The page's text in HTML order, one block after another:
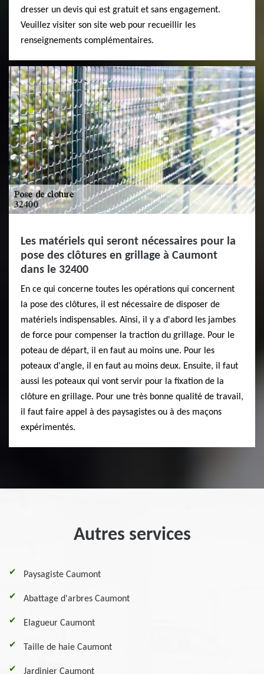
dresser un devis qui est gratuit et sans engagement.
Veuillez visiter son site web pour recueillir les
renseignements complémentaires.
Les matériels qui seront nécessaires pour la
pose des clôtures en grillage à Caumont
dans le 32400
En ce qui concerne toutes les opérations qui concernent
la pose des clôtures, il est nécessaire de disposer de
matériels indispensables. Ainsi, il y a d'abord les jambes
de force pour compenser la traction du grillage. Pour le
poteau de départ, il en faut au moins une. Pour les
poteaux d'angle, il en faut au moins deux. Ensuite, il faut
aussi les poteaux qui vont servir pour la fixation de la
clôture en grillage. Pour une très bonne qualité de travail,
il faut faire appel à des paysagistes ou à des maçons
expérimentés.
Autres services
Paysagiste Caumont
Abattage d'arbres Caumont
Elagueur Caumont
Taille de haie Caumont
Jardinier Caumont